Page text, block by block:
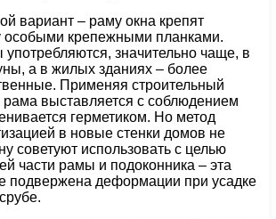
вариант – раму окна крепят
особыми крепежными планками.
значительно чаще, в
а в жилых зданиях – более
Применяя строительный
рама выставляется с соблюдением
герметиком. Но метод
в новые стенки домов не
советуют использовать с целью
части рамы и подоконника – эта
подвержена деформации при усадке